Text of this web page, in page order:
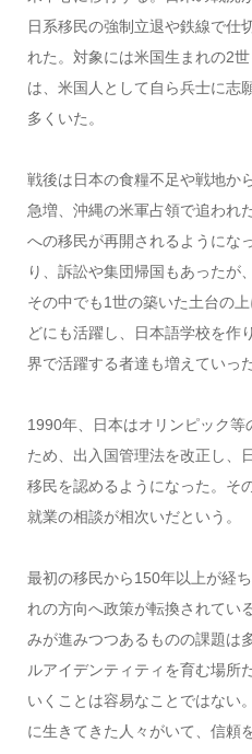
日系移民の強制立退や鉄線で仕
れた。対象には米国生まれの2
は、米国人として自ら兵士に志
多くいた。
戦後は日本の食糧不足や戦地か
急増、沖縄の米軍占領で追われ
への移民が再開されるようにな
り、訴訟や集団帰国もあったが
その中でも1世の築いた土台の
どにも活躍し、日本語学校を作
界で活躍する者達も増えていった
1990年、日本はオリンピック
ため、出入国管理法を改正し、
移民を認めるようになった。そ
就業の相談が相次いだという。
最初の移民から150年以上が経
れの方向へ政策が転換されてい
みが進みつつあるものの課題は
ルアイデンティティを育む場所
いくことは容易なことではない
に生きてきた人々がいて、信頼